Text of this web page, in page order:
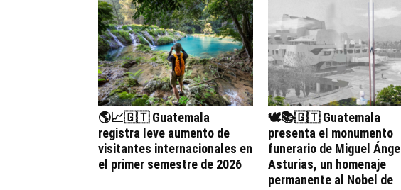
🌎📈🇬🇹 Guatemala
registra leve aumento de
visitantes internacionales en
el primer semestre de 2026
🕊️📚🇬🇹 Guatemala
presenta el monumento
funerario de Miguel Ángel
Asturias, un homenaje
permanente al Nobel de